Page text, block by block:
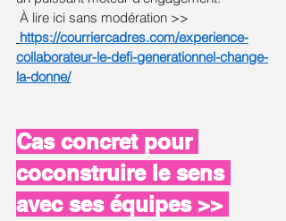
À lire ici sans modération >>
https://courriercadres.com/experience-
collaborateur-le-defi-generationnel-change-
la-donne/
Cas concret pour
coconstruire le sens
avec ses équipes >>